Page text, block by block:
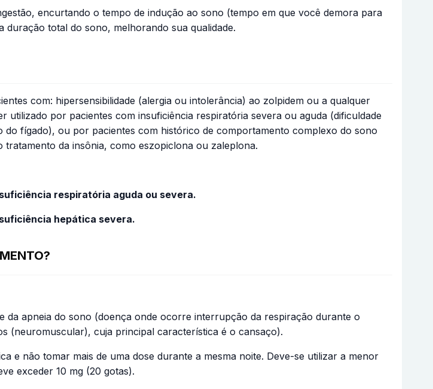
encurtando o tempo de indução ao sono (tempo em que você demora para
total do sono, melhorando sua qualidade.
com: hipersensibilidade (alergia ou intolerância) ao zolpidem ou a qualquer
por pacientes com insuficiência respiratória severa ou aguda (dificuldade
fígado), ou por pacientes com histórico de comportamento complexo do sono
da insônia, como eszopiclona ou zaleplona.
respiratória aguda ou severa.
hepática severa.
apneia do sono (doença onde ocorre interrupção da respiração durante o
(neuromuscular), cuja principal característica é o cansaço).
e não tomar mais de uma dose durante a mesma noite. Deve-se utilizar a menor
exceder 10 mg (20 gotas).